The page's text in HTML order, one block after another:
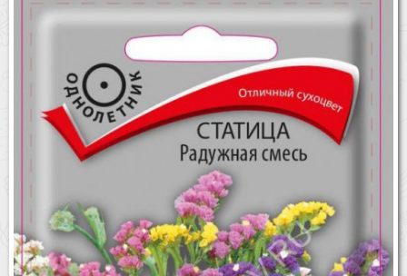
сейчас
Бренды
Доставка
Оптовикам